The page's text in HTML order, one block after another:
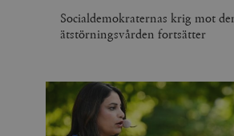
Socialdemokraternas krig mot
ätstörningsvården fortsätter